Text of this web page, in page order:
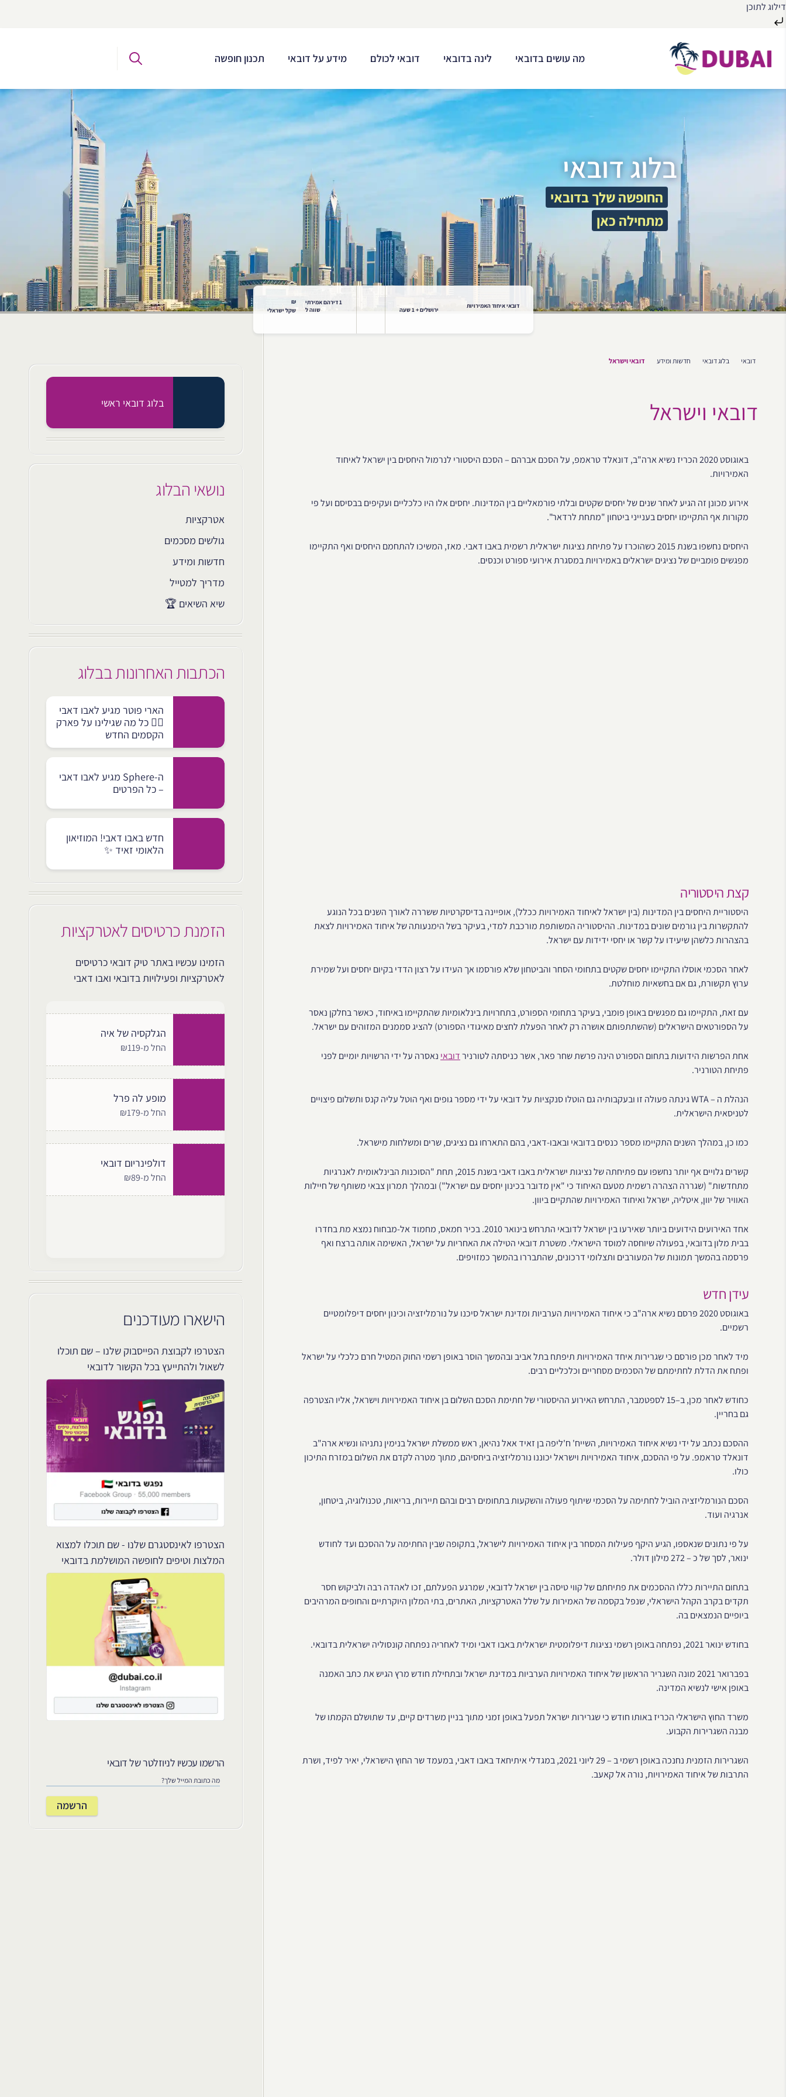
דילוג לתוכן
מה עושים בדובאי לינה בדובאי דובאי לכולם מידע על דובאי תכנון חופשה
בלוג דובאי
החופשה שלך בדובאי
מתחילה כאן
דובאי איחוד האמירויות ירושלים + 1 שעה
1 דירהם אמירתי
שווה ל
₪
שקל ישראלי
דובאי בלוג דובאי חדשות ומידע דובאי וישראל
דובאי וישראל
באוגוסט 2020 הכריז נשיא ארה"ב, דונאלד טראמפ, על הסכם אברהם – הסכם היסטורי לנרמול היחסים בין ישראל לאיחוד
האמירויות.
אירוע מכונן זה הגיע לאחר שנים של יחסים שקטים ובלתי פורמאליים בין המדינות. יחסים אלו היו כלכליים ועקיפים בבסיסם ועל פי
מקורות אף התקיימו יחסים בענייני ביטחון "מתחת לרדאר".
היחסים נחשפו בשנת 2015 כשהוכרז על פתיחת נציגות ישראלית רשמית באבו דאבי. מאז, המשיכו להתחמם היחסים ואף התקיימו
מפגשים פומביים של נציגים ישראלים באמירויות במסגרת אירועי ספורט וכנסים.
קצת היסטוריה
היסטוריית היחסים בין המדינות (בין ישראל לאיחוד האמירויות ככלל), אופיינה בדיסקרטיות ששררה לאורך השנים בכל הנוגע
להתקשרות בין גורמים שונים במדינות. ההיסטוריה המשותפת מורכבת למדי, בעיקר בשל הימנעותה של איחוד האמירויות לצאת
בהצהרות כלשהן שיעידו על קשר או יחסי ידידות עם ישראל.
לאחר הסכמי אוסלו התקיימו יחסים שקטים בתחומי הסחר והביטחון שלא פורסמו אך העידו על רצון הדדי בקיום יחסים ועל שמירת
ערוץ תקשורת, גם אם בחשאיות מוחלטת.
עם זאת, התקיימו גם מפגשים באופן פומבי, בעיקר בתחומי הספורט, בתחרויות בינלאומיות שהתקיימו באיחוד, כאשר בחלקן נאסר
על הספורטאים הישראלים (שהשתתפותם אושרה רק לאחר הפעלת לחצים מאיגודי הספורט) להציג סממנים המזוהים עם ישראל.
אחת הפרשות הידועות בתחום הספורט הינה פרשת שחר פאר, אשר כניסתה לטורנירדובאי נאסרה על ידי הרשויות יומיים לפני
פתיחת הטורניר.
הנהלת ה – WTA גינתה פעולה זו ובעקבותיה גם הוטלו סנקציות על דובאי על ידי מספר גופים ואף הוטל עליה קנס ותשלום פיצויים
לטניסאית הישראלית.
כמו כן, במהלך השנים התקיימו מספר כנסים בדובאי ובאבו-דאבי, בהם התארחו גם נציגים, שרים ומשלחות מישראל.
קשרים גלויים אף יותר נחשפו עם פתיחתה של נציגות ישראלית באבו דאבי בשנת 2015, תחת "הסוכנות הבינלאומית לאנרגיות
מתחדשות" (שגררה הצהרה רשמית מטעם האיחוד כי "אין מדובר בכינון יחסים עם ישראל") ובמהלך תמרון צבאי משותף של חיילות
האוויר של יוון, איטליה, ישראל ואיחוד האמירויות שהתקיים ביוון.
אחד האירועים הידועים ביותר שאירעו בין ישראל לדובאי התרחש בינואר 2010. בכיר חמאס, מחמוד אל-מבחוח נמצא מת בחדרו
בבית מלון בדובאי, בפעולה שיוחסה למוסד הישראלי. משטרת דובאי הטילה את האחריות על ישראל, האשימה אותה ברצח ואף
פרסמה בהמשך תמונות של המעורבים ותצלומי דרכונים, שהתבררו בהמשך כמזויפים.
עידן חדש
באוגוסט 2020 פרסם נשיא ארה"ב כי איחוד האמירויות הערביות ומדינת ישראל סיכנו על נורמליזציה וכינון יחסים דיפלומטיים
רשמיים.
מיד לאחר מכן פורסם כי שגרירות איחד האמירויות תיפתח בתל אביב ובהמשך הוסר באופן רשמי החוק המטיל חרם כלכלי על ישראל
ופתח את הדלת לחתימתם של הסכמים מסחריים וכלכליים רבים.
כחודש לאחר מכן, ב–15 לספטמבר, התרחש האירוע ההיסטורי של חתימת הסכם השלום בן איחוד האמירויות וישראל, אליו הצטרפה
גם בחריין.
ההסכם נכתב על ידי נשיא איחוד האמירויות, השייח' ח'ליפה בן זאיד אאל נהיאן, ראש ממשלת ישראל בנימין נתניהו ונשיא ארה"ב
דונאלד טראמפ. על פי ההסכם, איחוד האמירויות וישראל יכוננו נורמליזציה ביחסיהם, מתוך מטרה לקדם את השלום במזרח התיכון
כולו.
הסכם הנורמליזציה הוביל לחתימה על הסכמי שיתוף פעולה והשקעות בתחומים רבים ובהם תיירות, בריאות, טכנולוגיה, ביטחון,
אנרגיה ועוד.
על פי נתונים שנאספו, הגיע היקף פעילות המסחר בין איחוד האמירויות לישראל, בתקופה שבין החתימה על ההסכם ועד לחודש
ינואר, לסך של כ – 272 מילון דולר.
בתחום התיירות כללו ההסכמים את פתיחתם של קווי טיסה בין ישראל לדובאי, שמרגע הפעלתם, זכו לאהדה רבה ולביקוש חסר
תקדים בקרב הקהל הישראלי, שנפל בקסמה של האמירות על שלל האטרקציות, האתרים, בתי המלון היוקרתיים והחופים המרהיבים
ביופיים הנמצאים בה.
בחודש ינואר 2021, נפתחה באופן רשמי נציגות דיפלומטית ישראלית באבו דאבי ומיד לאחריה נפתחה קונסוליה ישראלית בדובאי.
בפברואר 2021 מונה השגריר הראשון של איחוד האמירויות הערביות במדינת ישראל ובתחילת חודש מרץ הגיש את כתב האמנה
באופן אישי לנשיא המדינה.
משרד החוץ הישראלי הכריז באותו חודש כי שגרירות ישראל תפעל באופן זמני מתוך בניין משרדים קיים, עד שתושלם הקמתו של
מבנה השגרירות הקבוע.
השגרירות הזמנית נחנכה באופן רשמי ב – 29 ליוני 2021, במגדלי איתיחאד באבו דאבי, במעמד שר החוץ הישראלי, יאיר לפיד, ושרת
התרבות של איחוד האמירויות, נורה אל קאעב.
בלוג דובאי ראשי
נושאי הבלוג
אטרקציות
גולשים מסכמים
חדשות ומידע
מדריך למטייל
שיא השיאים 🏆
הכתבות האחרונות בבלוג
הארי פוטר מגיע לאבו דאבי
🧙‍♂️ כל מה שגילינו על פארק
הקסמים החדש
ה-Sphere מגיע לאבו דאבי
– כל הפרטים
חדש באבו דאבי! המוזיאון
הלאומי זאיד ✨
הזמנת כרטיסים לאטרקציות
הזמינו עכשיו באתר טיק דובאי כרטיסים
לאטרקציות ופעילויות בדובאי ואבו דאבי
הגלקסיה של איה
החל מ-₪119
מופע לה פרל
החל מ-₪179
דולפינריום דובאי
החל מ-₪89
הישארו מעודכנים
הצטרפו לקבוצת הפייסבוק שלנו – שם תוכלו
לשאול ולהתייעץ בכל הקשור לדובאי
הצטרפו לאינסטגרם שלנו - שם תוכלו למצוא
המלצות וטיפים לחופשה המושלמת בדובאי
הרשמו עכשיו לניוזלטר של דובאי